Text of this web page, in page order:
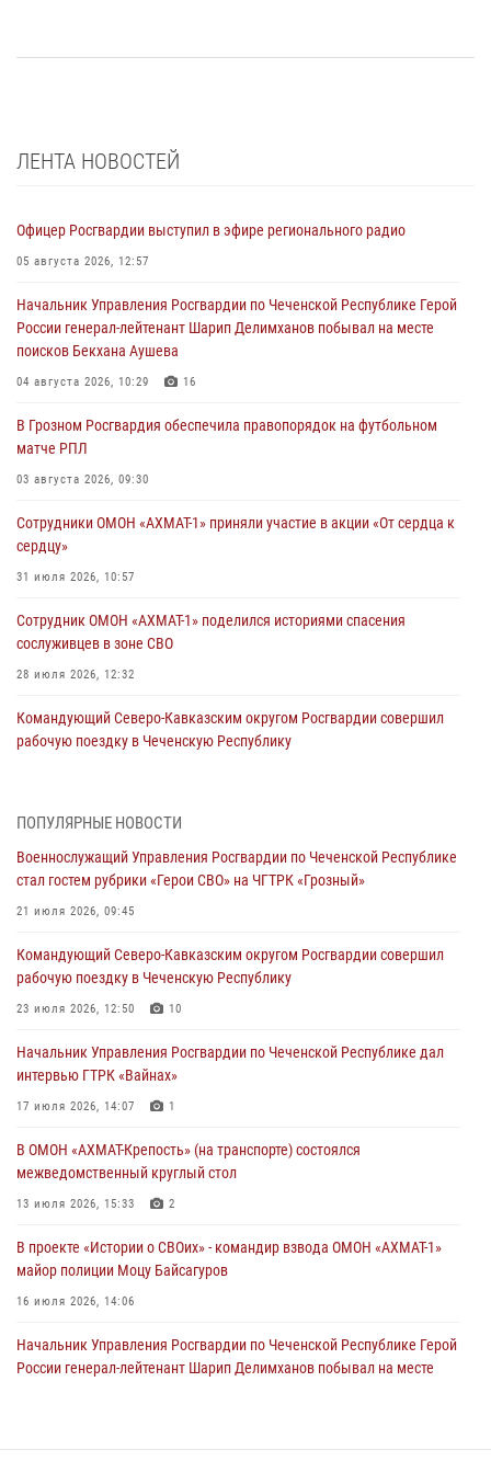
ЛЕНТА НОВОСТЕЙ
Офицер Росгвардии выступил в эфире регионального радио
05 августа 2026, 12:57
Начальник Управления Росгвардии по Чеченской Республике Герой
России генерал-лейтенант Шарип Делимханов побывал на месте
поисков Бекхана Аушева
04 августа 2026, 10:29 16
В Грозном Росгвардия обеспечила правопорядок на футбольном
матче РПЛ
03 августа 2026, 09:30
Сотрудники ОМОН «АХМАТ-1» приняли участие в акции «От сердца к
сердцу»
31 июля 2026, 10:57
Сотрудник ОМОН «АХМАТ-1» поделился историями спасения
сослуживцев в зоне СВО
28 июля 2026, 12:32
Командующий Северо-Кавказским округом Росгвардии совершил
рабочую поездку в Чеченскую Республику
Военнослужащий Управления Росгвардии по Чеченской Республике
21 июля 2026, 09:45
В ДНР росгвардейцы уничтожили около 80 вражеских
19 июля 2026, 13:50
В Грозном Росгвардия обеспечила безопасность конно-спортивных
18 июля 2026, 13:46
Начальник Управления Росгвардии по Чеченской Республике дал
17 июля 2026, 14:07
ПОПУЛЯРНЫЕ НОВОСТИ
Военнослужащий Управления Росгвардии по Чеченской Республике
стал гостем рубрики «Герои СВО» на ЧГТРК «Грозный»
21 июля 2026, 09:45
Командующий Северо-Кавказским округом Росгвардии совершил
рабочую поездку в Чеченскую Республику
23 июля 2026, 12:50 10
Начальник Управления Росгвардии по Чеченской Республике дал
интервью ГТРК «Вайнах»
17 июля 2026, 14:07 1
В ОМОН «АХМАТ-Крепость» (на транспорте) состоялся
межведомственный круглый стол
13 июля 2026, 15:33 2
В проекте «Истории о СВОих» - командир взвода ОМОН «АХМАТ-1»
майор полиции Моцу Байсагуров
16 июля 2026, 14:06
Начальник Управления Росгвардии по Чеченской Республике Герой
России генерал-лейтенант Шарип Делимханов побывал на месте